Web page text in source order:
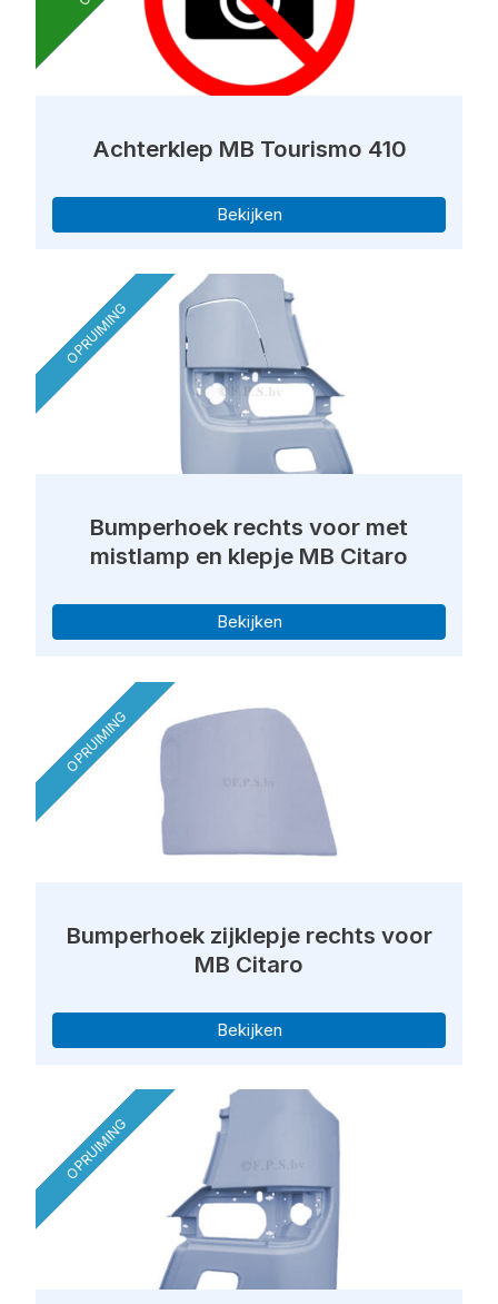
Achterklep MB Tourismo 410
Bekijken
OPRUIMING
Bumperhoek rechts voor met
mistlamp en klepje MB Citaro
Bekijken
OPRUIMING
Bumperhoek zijklepje rechts voor
MB Citaro
Bekijken
OPRUIMING